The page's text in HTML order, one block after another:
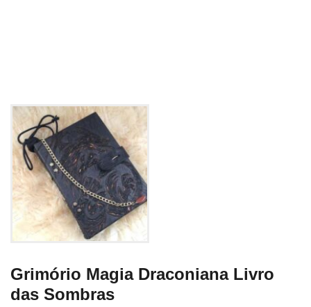
Grimório Magia Draconiana Livro
das Sombras